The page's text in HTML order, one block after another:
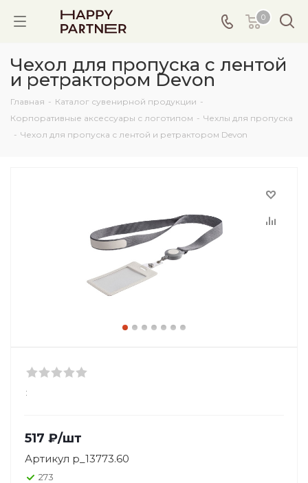
0
Чехол для пропуска с лентой
и ретрактором Devon
Главная - Каталог сувенирной продукции -
Корпоративные аксессуары с логотипом - Чехлы для пропуска
- Чехол для пропуска с лентой и ретрактором Devon
:
517 ₽/шт
Артикул p_13773.60
273